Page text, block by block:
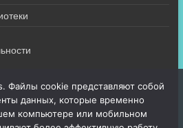
Файлы cookie представляют собой
данных, которые временно
компьютере или мобильном